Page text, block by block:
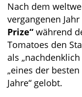
Nach dem
vergangenen
Prize“ während
Tomatoes den
als
„eines der
Jahre“ gelobt.